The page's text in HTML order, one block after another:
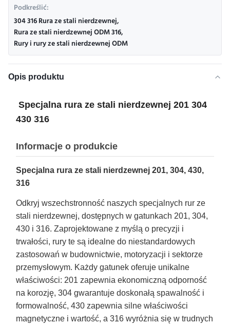
Podkreślić:
304 316 Rura ze stali nierdzewnej,
Rura ze stali nierdzewnej ODM 316,
Rury i rury ze stali nierdzewnej ODM
Opis produktu
Specjalna rura ze stali nierdzewnej 201 304
430 316
Informacje o produkcie
Specjalna rura ze stali nierdzewnej 201, 304, 430,
316
Odkryj wszechstronność naszych specjalnych rur ze
stali nierdzewnej, dostępnych w gatunkach 201, 304,
430 i 316. Zaprojektowane z myślą o precyzji i
trwałości, rury te są idealne do niestandardowych
zastosowań w budownictwie, motoryzacji i sektorze
przemysłowym. Każdy gatunek oferuje unikalne
właściwości: 201 zapewnia ekonomiczną odporność
na korozję, 304 gwarantuje doskonałą spawalność i
formowalność, 430 zapewnia silne właściwości
magnetyczne i wartość, a 316 wyróżnia się w trudnych